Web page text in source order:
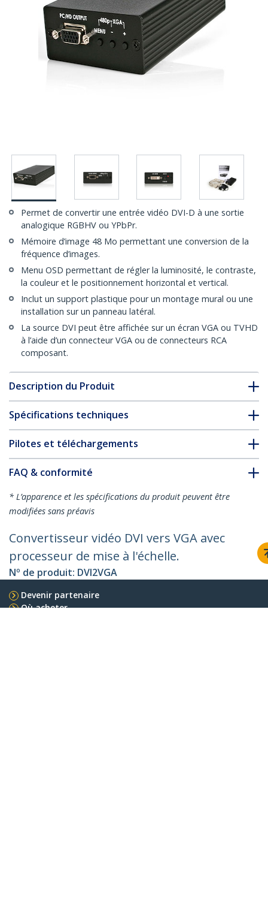
Permet de convertir une entrée vidéo DVI-D à une sortie
analogique RGBHV ou YPbPr.
Mémoire d’image 48 Mo permettant une conversion de la
fréquence d’images.
Menu OSD permettant de régler la luminosité, le contraste,
la couleur et le positionnement horizontal et vertical.
Inclut un support plastique pour un montage mural ou une
installation sur un panneau latéral.
La source DVI peut être affichée sur un écran VGA ou TVHD
à l’aide d’un connecteur VGA ou de connecteurs RCA
composant.
Description du Produit
Spécifications techniques
Pilotes et téléchargements
FAQ & conformité
* L’apparence et les spécifications du produit peuvent être
modifiées sans préavis
Convertisseur vidéo DVI vers VGA avec
processeur de mise à l'échelle.
Nº de produit: DVI2VGA
Devenir partenaire
Où acheter